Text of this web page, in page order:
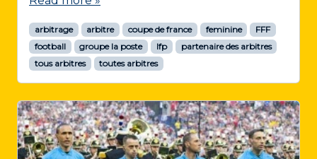
arbitrage arbitre coupe de france feminine
FFF
football
groupe la poste lfp
partenaire des arbitres
tous arbitres
toutes arbitres